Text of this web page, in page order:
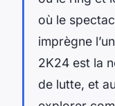
où le
imprègne
2K24 est la
de lutte, et